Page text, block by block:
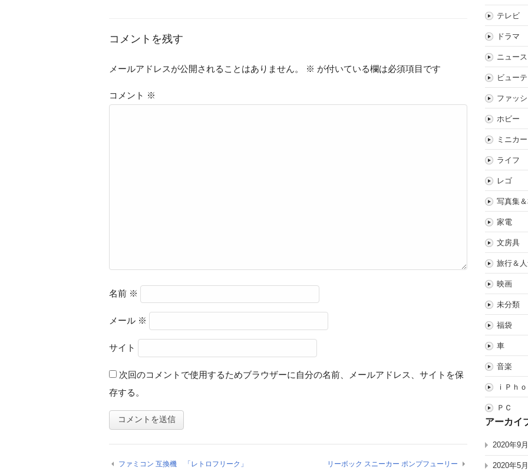
コメントを残す
メールアドレスが公開されることはありません。 ※ が付いている欄は必須項目です
コメント ※
名前 ※
メール ※
サイト
次回のコメントで使用するためブラウザーに自分の名前、メールアドレス、サイトを保
存する。
ファミコン 互換機 「レトロフリーク」 リーボック スニーカー ポンプフューリー
テレビ
ドラマ
ニュース
ビュー
ファッ
ホビー
ミニカー
ライフ
レゴ
写真集
家電
文房具
旅行＆
映画
未分類
福袋
車
音楽
ｉＰｈ
ＰＣ
アーカイ
2020年9月
2020年5月